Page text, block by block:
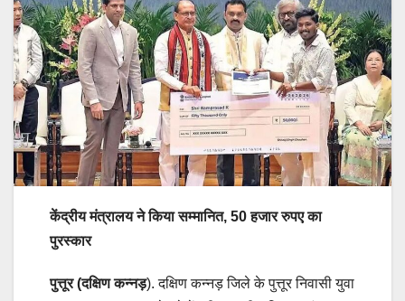
केंद्रीय मंत्रालय ने किया सम्मानित, 50 हजार रुपए का
पुरस्कार
पुत्तूर (दक्षिण कन्नड़). दक्षिण कन्नड़ जिले के पुत्तूर निवासी युवा